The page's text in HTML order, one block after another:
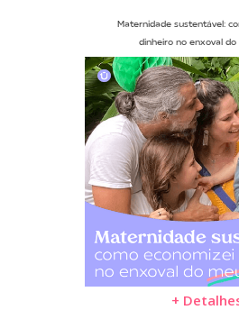
Maternidade sustentável:
dinheiro no enxoval
+